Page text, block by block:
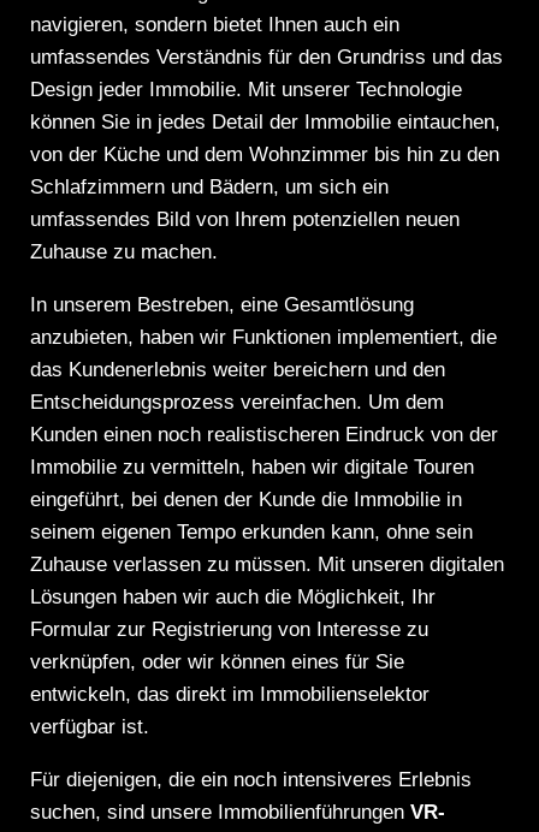
navigieren, sondern bietet Ihnen auch ein
umfassendes Verständnis für den Grundriss und das
Design jeder Immobilie. Mit unserer Technologie
können Sie in jedes Detail der Immobilie eintauchen,
von der Küche und dem Wohnzimmer bis hin zu den
Schlafzimmern und Bädern, um sich ein
umfassendes Bild von Ihrem potenziellen neuen
Zuhause zu machen.
In unserem Bestreben, eine Gesamtlösung
anzubieten, haben wir Funktionen implementiert, die
das Kundenerlebnis weiter bereichern und den
Entscheidungsprozess vereinfachen. Um dem
Kunden einen noch realistischeren Eindruck von der
Immobilie zu vermitteln, haben wir digitale Touren
eingeführt, bei denen der Kunde die Immobilie in
seinem eigenen Tempo erkunden kann, ohne sein
Zuhause verlassen zu müssen. Mit unseren digitalen
Lösungen haben wir auch die Möglichkeit, Ihr
Formular zur Registrierung von Interesse zu
verknüpfen, oder wir können eines für Sie
entwickeln, das direkt im Immobilienselektor
verfügbar ist.
Für diejenigen, die ein noch intensiveres Erlebnis
suchen, sind unsere Immobilienführungen VR-